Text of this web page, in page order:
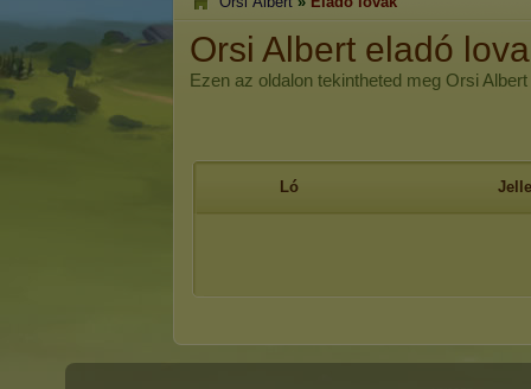
Orsi Albert eladó
Ezen az oldalon tekintheted meg Orsi
Ló